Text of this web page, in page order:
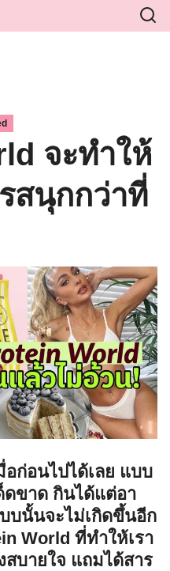
จะทำให้
สนุกกว่าที่
ก่อนไปได้เลย แบบ
ดขาด กินได้แต่อา
บนั้นจะไม่เกิดขึ้นอีก
World ที่ทำให้เรา
บายใจ แถมได้สาร